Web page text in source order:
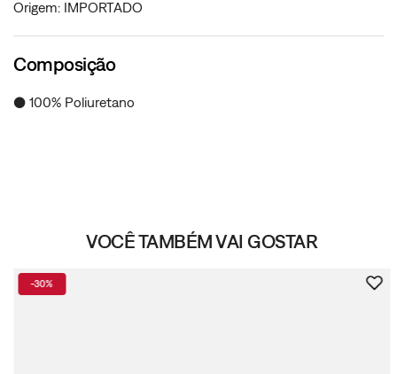
Origem: IMPORTADO
Composição
● 100% Poliuretano
VOCÊ TAMBÉM VAI GOSTAR
-30%